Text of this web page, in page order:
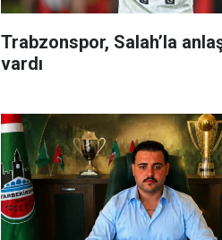
Trabzonspor, Salah’la
vardı